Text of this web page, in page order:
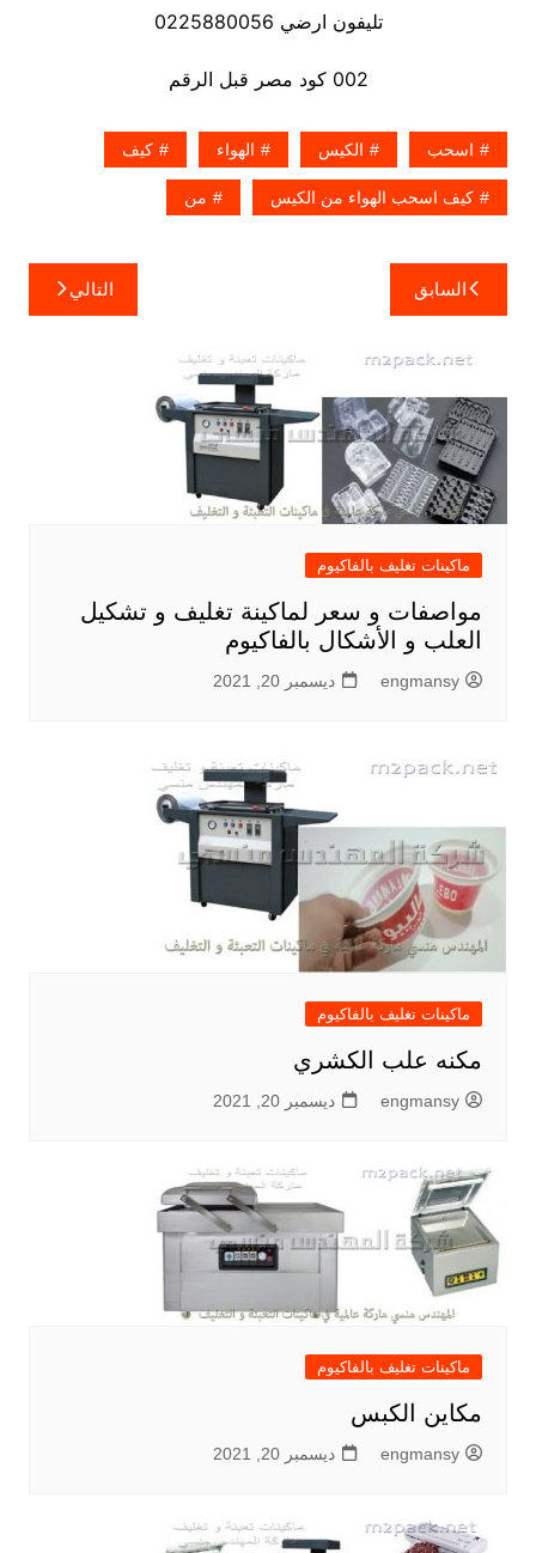
تليفون ارضي 0225880056
002 كود مصر قبل الرقم
اسحب الكيس الهواء كيف
كيف اسحب الهواء من الكيس من
تصفّح
المقالات
السابق التالي
ماكينات تغليف بالفاكيوم
مواصفات و سعر لماكينة تغليف و تشكيل
العلب و الأشكال بالفاكيوم
engmansy ديسمبر 20, 2021
ماكينات تغليف بالفاكيوم
مكنه علب الكشري
engmansy ديسمبر 20, 2021
ماكينات تغليف بالفاكيوم
مكاين الكبس
engmansy ديسمبر 20, 2021